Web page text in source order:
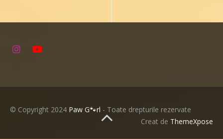
© Copyright 2024 Paw G🐾rl - Toate drepturile rezervate
Creat de ThemeXpose
🐾 ACASĂ